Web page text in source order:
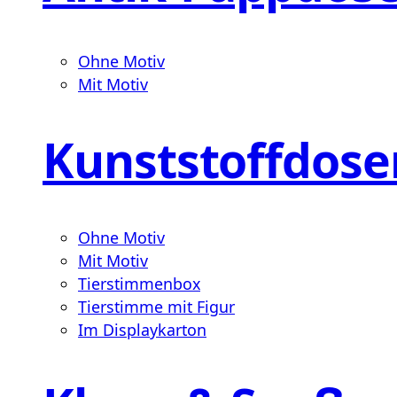
Ohne Motiv
Mit Motiv
Ohne Motiv
Mit Motiv
Tierstimmenbox
Tierstimme mit Figur
Im Displaykarton